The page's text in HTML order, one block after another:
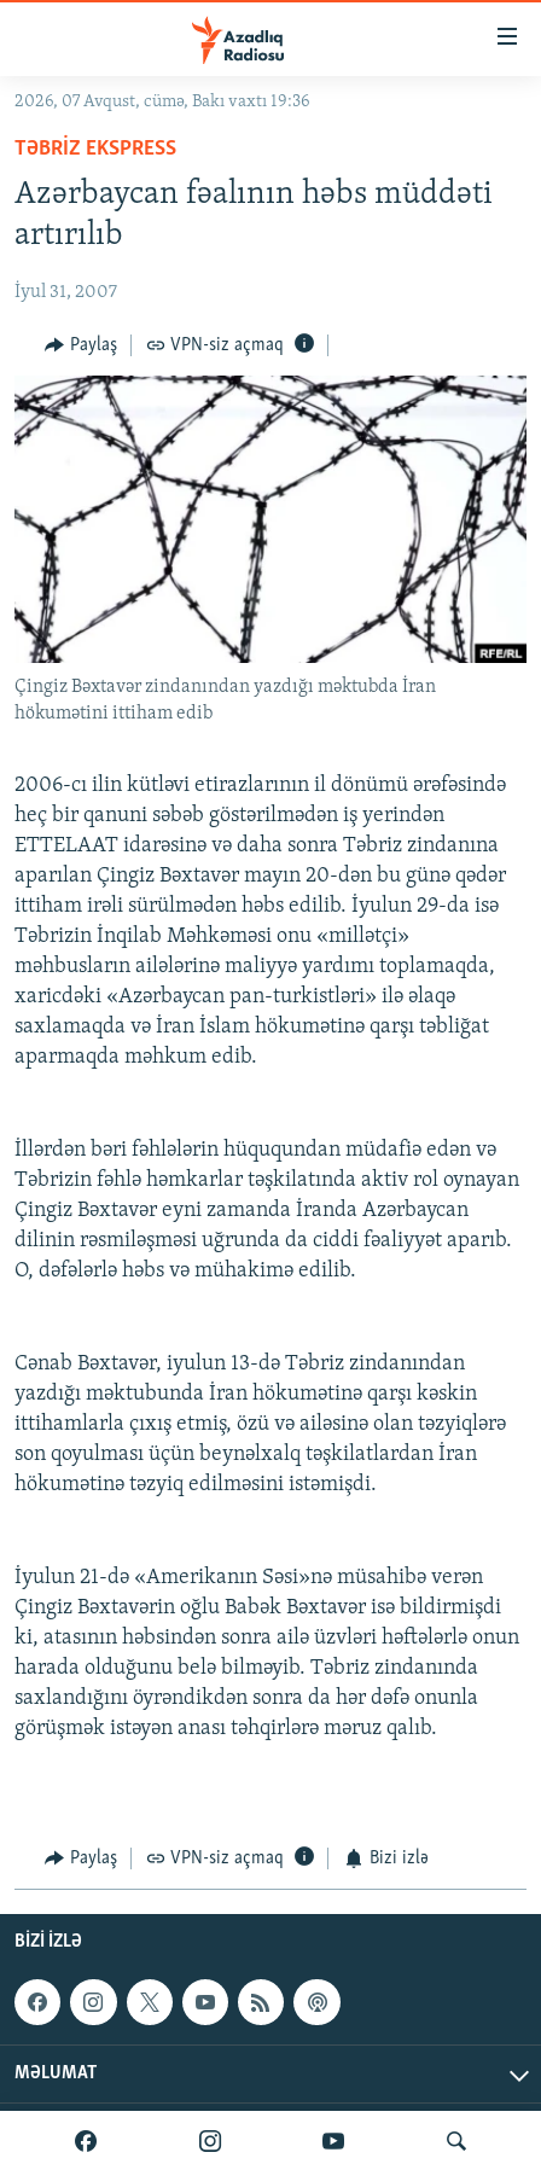
Əsas
qayıt
Əsas
naviqasiyaya
qayıt
Axtarışa
keç
GÜNDƏM
#İZAHLA
KORRUPSIOMETR
FƏRQƏ BAX
QANUNI DOĞRU
ARAŞDIRMA
MULTIMEDIA
FOTOQALEREYA
İNFOQRAFIKA
KARIKATURA
RADIO ARXIV
OXU ZALI
AZƏRBAYCAN ƏDƏBIYYATI KITABXANASI
İSLAM VƏ DEMOKRATIYA
İZ - MƏDƏNIYYƏT PROQRAMI
HAQQIMIZDA
MISSIYAMIZ
PEŞƏ ETIKASI VƏ JURNALISTIKA STANDARTLARIMIZ
MATERIALLARIMIZDAN ISTIFADƏ
AZADLIQRADIOSU MOBIL TELEFONUNUZDA
XƏBƏR BÜLLETENLƏRIMIZ
BIZI IZLƏ
RFE/RL-in bütün saytları
2026, 07 Avqust, cümə, Bakı vaxtı 19:36
TƏBRIZ EKSPRESS
Azərbaycan fəalının həbs müddəti
artırılıb
İyul 31, 2007
Paylaş VPN-siz açmaq
Çingiz Bəxtavər zindanından yazdığı məktubda İran
hökumətini ittiham edib
2006-cı ilin kütləvi etirazlarının il dönümü ərəfəsində
heç bir qanuni səbəb göstərilmədən iş yerindən
ETTELAAT idarəsinə və daha sonra Təbriz zindanına
aparılan Çingiz Bəxtavər mayın 20-dən bu günə qədər
ittiham irəli sürülmədən həbs edilib. İyulun 29-da isə
Təbrizin İnqilab Məhkəməsi onu «millətçi»
məhbusların ailələrinə maliyyə yardımı toplamaqda,
xaricdəki «Azərbaycan pan-turkistləri» ilə əlaqə
saxlamaqda və İran İslam hökumətinə qarşı təbliğat
aparmaqda məhkum edib.
İllərdən bəri fəhlələrin hüququndan müdafiə edən və
Təbrizin fəhlə həmkarlar təşkilatında aktiv rol oynayan
Çingiz Bəxtavər eyni zamanda İranda Azərbaycan
dilinin rəsmiləşməsi uğrunda da ciddi fəaliyyət aparıb.
O, dəfələrlə həbs və mühakimə edilib.
Cənab Bəxtavər, iyulun 13-də Təbriz zindanından
yazdığı məktubunda İran hökumətinə qarşı kəskin
ittihamlarla çıxış etmiş, özü və ailəsinə olan təzyiqlərə
son qoyulması üçün beynəlxalq təşkilatlardan İran
hökumətinə təzyiq edilməsini istəmişdi.
İyulun 21-də «Amerikanın Səsi»nə müsahibə verən
Çingiz Bəxtavərin oğlu Babək Bəxtavər isə bildirmişdi
ki, atasının həbsindən sonra ailə üzvləri həftələrlə onun
harada olduğunu belə bilməyib. Təbriz zindanında
saxlandığını öyrəndikdən sonra da hər dəfə onunla
görüşmək istəyən anası təhqirlərə məruz qalıb.
Paylaş VPN-siz açmaq Bizi izlə
BIZI IZLƏ
MƏLUMAT
AzadlıqRadiosu © 2026 Inc. | Bütün hüquqlar qorunur